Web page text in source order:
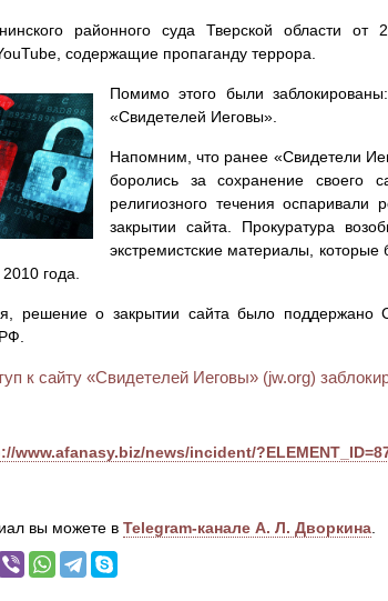
районного суда Тверской области от
содержащие пропаганду террора.
Помимо этого были
«Свидетелей Иеговы».
Напомним, что ранее «Свидетели
боролись за сохранение своего
религиозного течения
закрытии сайта. Прокуратура
экстремистские материалы,
года.
решение о закрытии сайта было поддержано
к сайту «Свидетелей Иеговы» (jw.org)
www.afanasy.biz/news/incident/
вы можете в Telegram-канале А. Л. Дворкина